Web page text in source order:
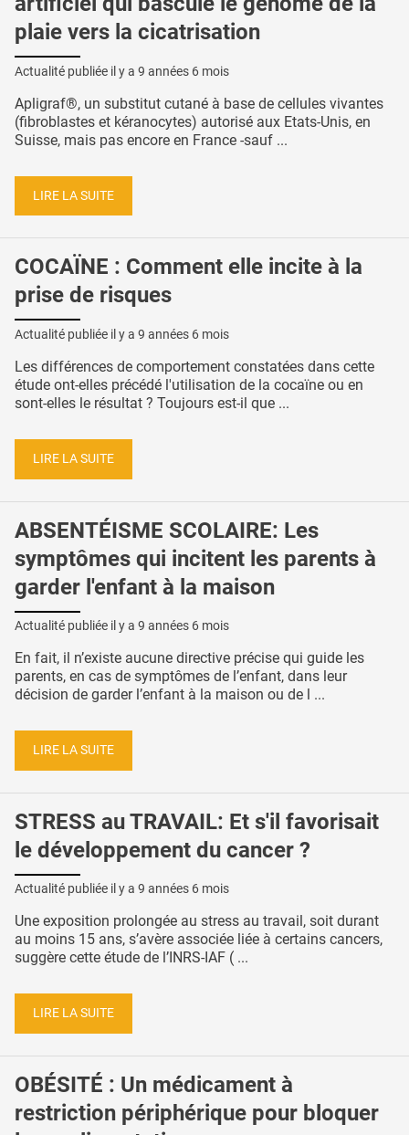
plaie vers la cicatrisation
Actualité publiée il y a 9 années 6 mois
Apligraf®, un substitut cutané à base de cellules vivantes
(fibroblastes et kéranocytes) autorisé aux Etats-Unis, en
Suisse, mais pas encore en France -sauf ...
LIRE LA SUITE
COCAÏNE : Comment elle incite à la
prise de risques
Actualité publiée il y a 9 années 6 mois
Les différences de comportement constatées dans cette
étude ont-elles précédé l'utilisation de la cocaïne ou en
sont-elles le résultat ? Toujours est-il que ...
LIRE LA SUITE
ABSENTÉISME SCOLAIRE: Les
symptômes qui incitent les parents à
garder l'enfant à la maison
Actualité publiée il y a 9 années 6 mois
En fait, il n’existe aucune directive précise qui guide les
parents, en cas de symptômes de l’enfant, dans leur
décision de garder l’enfant à la maison ou de l ...
LIRE LA SUITE
STRESS au TRAVAIL: Et s'il favorisait
le développement du cancer ?
Actualité publiée il y a 9 années 6 mois
Une exposition prolongée au stress au travail, soit durant
au moins 15 ans, s’avère associée liée à certains cancers,
suggère cette étude de l’INRS-IAF ( ...
LIRE LA SUITE
OBÉSITÉ : Un médicament à
restriction périphérique pour bloquer